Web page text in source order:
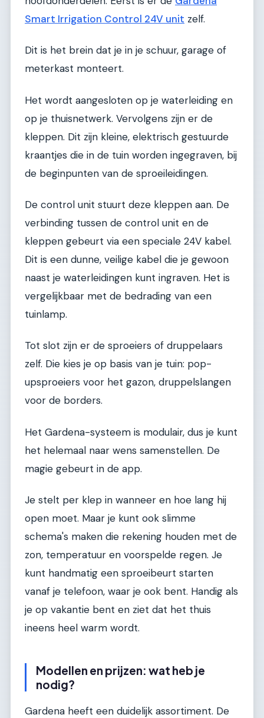
Smart Irrigation Control 24V unit zelf.
Dit is het brein dat je in je schuur, garage of
meterkast monteert.
Het wordt aangesloten op je waterleiding en
op je thuisnetwerk. Vervolgens zijn er de
kleppen. Dit zijn kleine, elektrisch gestuurde
kraantjes die in de tuin worden ingegraven, bij
de beginpunten van de sproeileidingen.
De control unit stuurt deze kleppen aan. De
verbinding tussen de control unit en de
kleppen gebeurt via een speciale 24V kabel.
Dit is een dunne, veilige kabel die je gewoon
naast je waterleidingen kunt ingraven. Het is
vergelijkbaar met de bedrading van een
tuinlamp.
Tot slot zijn er de sproeiers of druppelaars
zelf. Die kies je op basis van je tuin: pop-
upsproeiers voor het gazon, druppelslangen
voor de borders.
Het Gardena-systeem is modulair, dus je kunt
het helemaal naar wens samenstellen. De
magie gebeurt in de app.
Je stelt per klep in wanneer en hoe lang hij
open moet. Maar je kunt ook slimme
schema's maken die rekening houden met de
zon, temperatuur en voorspelde regen. Je
kunt handmatig een sproeibeurt starten
vanaf je telefoon, waar je ook bent. Handig als
je op vakantie bent en ziet dat het thuis
ineens heel warm wordt.
Modellen en prijzen: wat heb je
nodig?
Gardena heeft een duidelijk assortiment. De